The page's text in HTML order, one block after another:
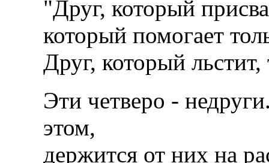
"Друг, который
который помогает
Друг, который
Эти четверо -
этом,
держится от них на